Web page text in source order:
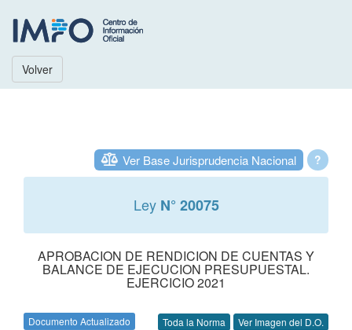
Volver
?
Ver Base Jurisprudencia Nacional
Ley N° 20075
APROBACION DE RENDICION DE CUENTAS Y
BALANCE DE EJECUCION PRESUPUESTAL.
EJERCICIO 2021
Documento Actualizado Toda la Norma Ver Imagen del D.O.